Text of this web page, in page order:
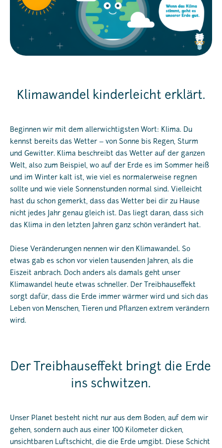
Klimawandel kinderleicht erklärt.
Beginnen wir mit dem allerwichtigsten Wort: Klima. Du
kennst bereits das Wetter – von Sonne bis Regen, Sturm
und Gewitter. Klima beschreibt das Wetter auf der ganzen
Welt, also zum Beispiel, wo auf der Erde es im Sommer heiß
und im Winter kalt ist, wie viel es normalerweise regnen
sollte und wie viele Sonnenstunden normal sind. Vielleicht
hast du schon gemerkt, dass das Wetter bei dir zu Hause
nicht jedes Jahr genau gleich ist. Das liegt daran, dass sich
das Klima in den letzten Jahren ganz schön verändert hat.
Diese Veränderungen nennen wir den Klimawandel. So
etwas gab es schon vor vielen tausenden Jahren, als die
Eiszeit anbrach. Doch anders als damals geht unser
Klimawandel heute etwas schneller. Der Treibhauseffekt
sorgt dafür, dass die Erde immer wärmer wird und sich das
Leben von Menschen, Tieren und Pflanzen extrem verändern
wird.
Der Treibhauseffekt bringt die Erde
ins schwitzen.
Unser Planet besteht nicht nur aus dem Boden, auf dem wir
gehen, sondern auch aus einer 100 Kilometer dicken,
unsichtbaren Luftschicht, die die Erde umgibt. Diese Schicht